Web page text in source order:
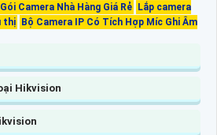
Camera Nhà Hàng Giá Rẻ Lắp camera
thị Bộ Camera IP Có Tích Hợp Míc Ghi Âm
Hikvision